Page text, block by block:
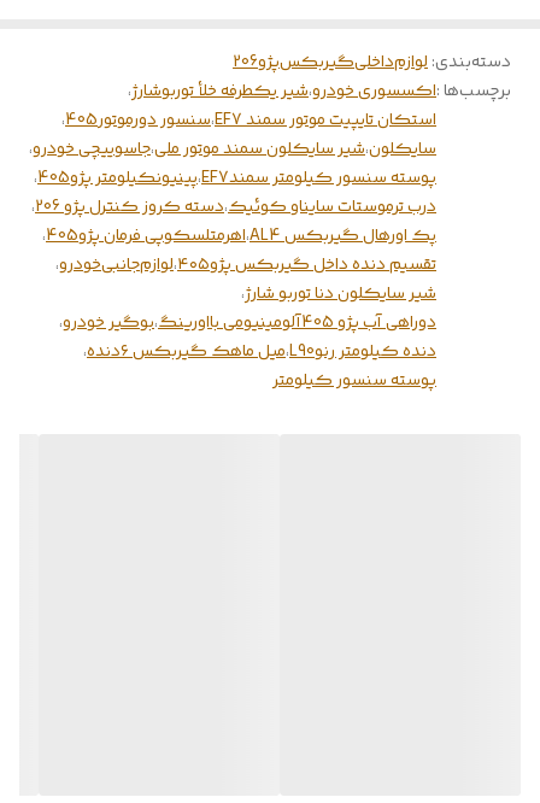
دسته‌بندی:لوازم‌‌داخلی‌گیربکس‌پژو206
برچسب‌ها :اکسسوری خودرو،شیر یکطرفه خلأ توربوشارژ،
استکان تایپیت موتور سمند EF7
،سنسور دورموتور405
،
سایکلون،شیر سایکلون سمند موتور ملی،جاسوییچی خودرو،
پوسته سنسور کیلومتر سمندEF7
،پینیونکیلومتر پژو405
،
درب ترموستات سایناو کوئیک،دسته کروز کنترل پژو 206
،
پک اورهال گیربکس AL4
،اهرمتلسکوپی فرمان پژو405
،
تقسیم دنده داخل گیربکس پژو۴۰۵
،لوازم‌جانبی‌خودرو،
شیر سایکلون دنا توربو شارژ،
دوراهی آب پژو 405آلومینیومی بااورینگ
،بوگیر خودرو،
دنده کیلومتر رنوL90
،میل ماهک گیربکس ۶دنده
،
پوسته سنسور کیلومتر